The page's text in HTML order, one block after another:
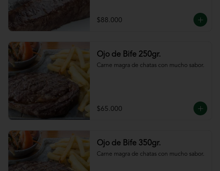
$88.000
Ojo de Bife 250gr.
Carne magra de chatas con mucho sabor.
$65.000
Ojo de Bife 350gr.
Carne magra de chatas con mucho sabor.